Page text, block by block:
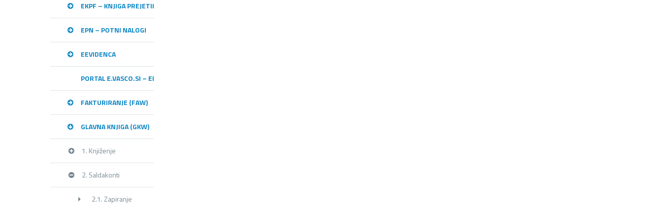
EKPF – KNJIGA PREJETIH RAČUNOV
EPN – POTNI NALOGI
EEVIDENCA
PORTAL E.VASCO.SI – ELEKTRONSKA IZMENJAVA DOKUMENTOV
FAKTURIRANJE (FAW)
GLAVNA KNJIGA (GKW)
1. Knjiženje
2. Saldakonti
2.1. Zapiranje